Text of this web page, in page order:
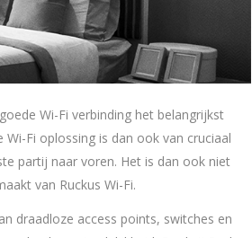
Wi-Fi verbinding het belangrijkst
Fi oplossing is dan ook van cruciaal
partij naar voren. Het is dan ook niet
van Ruckus Wi-Fi.
draadloze access points, switches en